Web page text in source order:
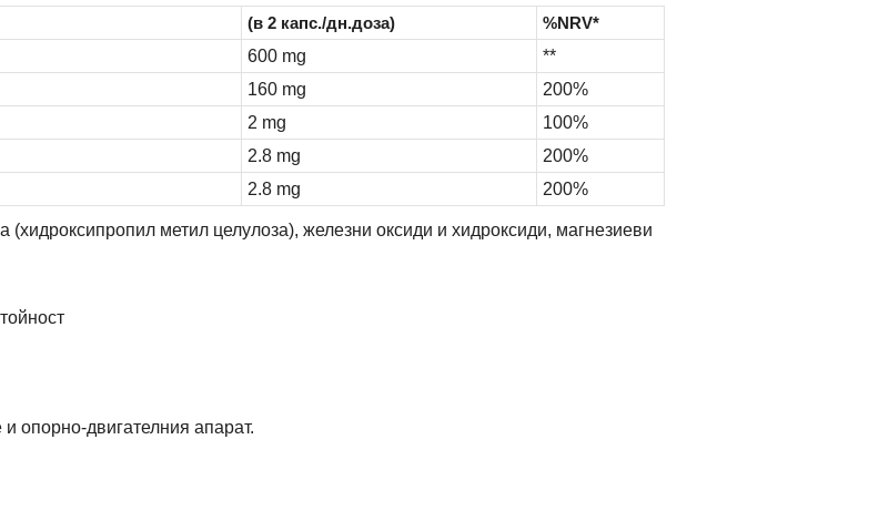
(в 2 капс./дн.доза)
%NRV*
600 mg
**
160 mg
200%
2 mg
100%
2.8 mg
200%
2.8 mg 200%
(хидроксипропил метил целулоза), железни оксиди и хидроксиди, магнезиеви
опорно-двигателния апарат.